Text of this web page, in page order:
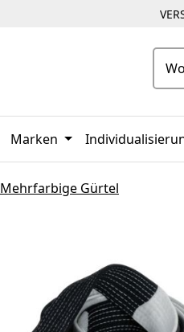
Marken
Mehrfarbige Gürtel